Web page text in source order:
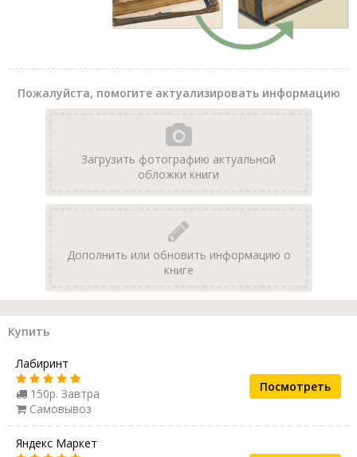
Пожалуйста, помогите актуализировать информацию
Загрузить фотографию актуальной
обложки книги
Дополнить или обновить информацию о
книге
Купить
Лабиринт
150р. Завтра
Самовывоз
Посмотреть
Яндекс Маркет